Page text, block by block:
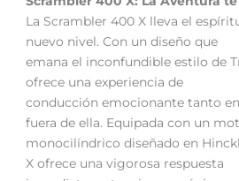
La Scrambler 400 X lleva el
nuevo nivel. Con un diseño que
emana el inconfundible estilo de
ofrece una experiencia de
conducción emocionante tanto
fuera de ella. Equipada con un
monocilíndrico diseñado en
X ofrece una vigorosa respuesta